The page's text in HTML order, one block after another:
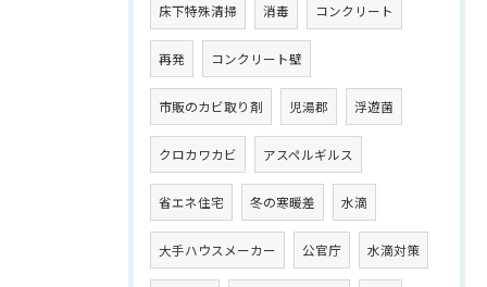
床下特殊清掃 消毒 コンクリート
再発 コンクリート壁
市販のカビ取り剤 児湯郡 浮遊菌
クロカワカビ アスペルギルス
省エネ住宅 冬の寒暖差 水滴
大手ハウスメーカー 公官庁 水滴対策